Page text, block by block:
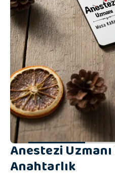
Anestezi
Anahtarlık